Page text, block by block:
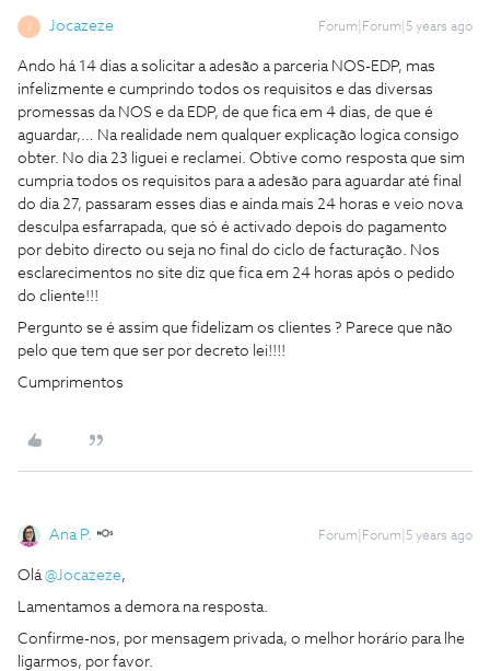
Jocazeze Forum|Forum|5 years ago
Ando há 14 dias a solicitar a adesão a parceria NOS-EDP, mas
infelizmente e cumprindo todos os requisitos e das diversas
promessas da NOS e da EDP, de que fica em 4 dias, de que é
aguardar,… Na realidade nem qualquer explicação logica consigo
obter. No dia 23 liguei e reclamei. Obtive como resposta que sim
cumpria todos os requisitos para a adesão para aguardar até final
do dia 27, passaram esses dias e ainda mais 24 horas e veio nova
desculpa esfarrapada, que só é activado depois do pagamento
por debito directo ou seja no final do ciclo de facturação. Nos
esclarecimentos no site diz que fica em 24 horas após o pedido
do cliente!!!
Pergunto se é assim que fidelizam os clientes ? Parece que não
pelo que tem que ser por decreto lei!!!!
Cumprimentos
Ana P. Forum|Forum|5 years ago
Olá@Jocazeze,
Lamentamos a demora na resposta.
Confirme-nos, por mensagem privada, o melhor horário para lhe
ligarmos, por favor.